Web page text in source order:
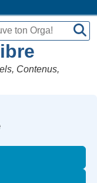
Contenus,